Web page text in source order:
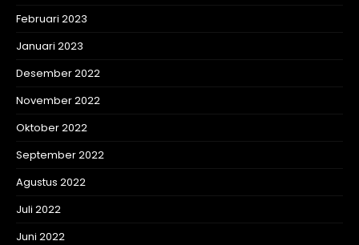
Februari 2023
Januari 2023
Desember 2022
November 2022
Oktober 2022
September 2022
Agustus 2022
Juli 2022
Juni 2022